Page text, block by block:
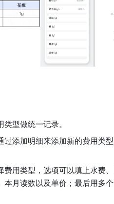
型做统一记录。
添加明细来添加新的费用类
用类型，选项可以填上水费
月读数以及单价；最后用多